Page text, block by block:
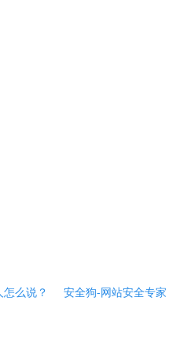
怎么说？ 安全狗-网站安全专家